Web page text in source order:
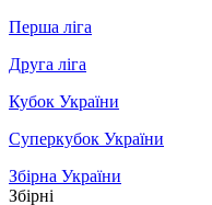
Перша ліга
Друга ліга
Кубок України
Суперкубок України
Збірна України
Збірні